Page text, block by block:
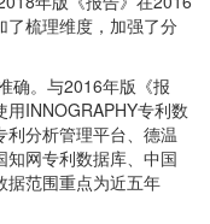
了梳理维度，加强了分
确。与2016年版《报
INNOGRAPHY专利数
分析管理平台、德温
网专利数据库、中国
据范围重点为近五年